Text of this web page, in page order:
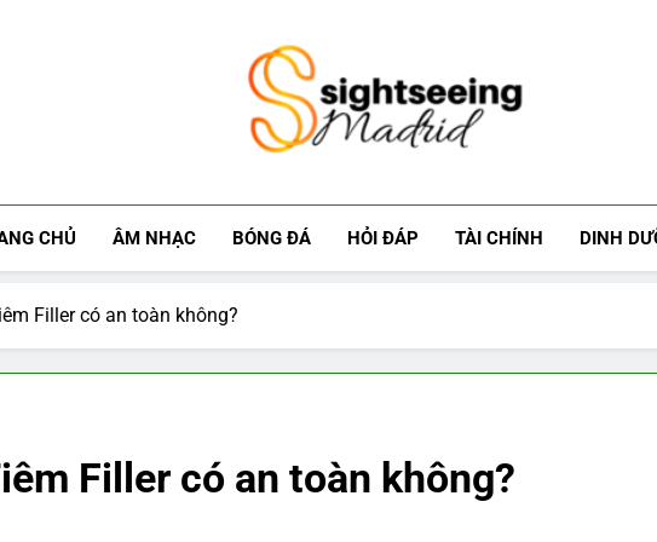
Sightseeing-
CHỦ ÂM NHẠC BÓNG ĐÁ HỎI ĐÁP TÀI CHÍNH DINH
Filler có an toàn không?
Filler có an toàn không?